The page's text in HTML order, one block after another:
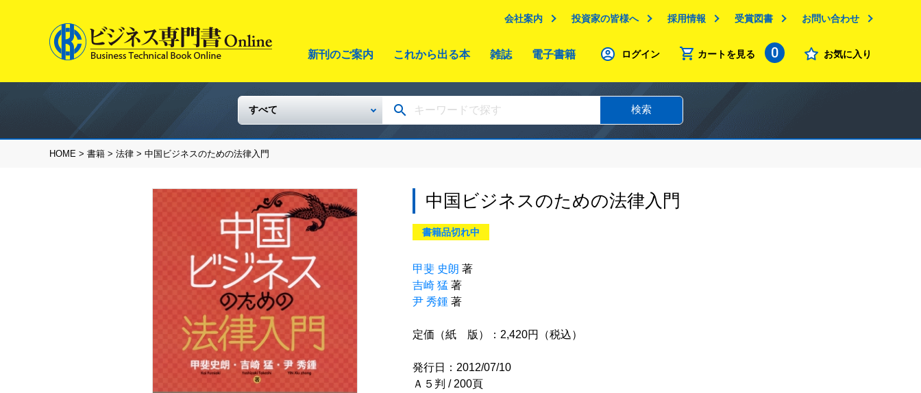
会社案内 投資家の皆様へ 採用情報 受賞図書 お問い合わせ
新刊のご案内 これから出る本 雑誌 電子書籍 ログイン カートを見る 0 お気に入り
検索
HOME > 書籍 > 法律 > 中国ビジネスのための法律入門
中国ビジネスのための法律入門
書籍品切れ中
甲斐 史朗 著
吉崎 猛 著
尹 秀鍾 著
定価（紙 版）：2,420円（税込）
発行日：2012/07/10
Ａ５判 / 200頁